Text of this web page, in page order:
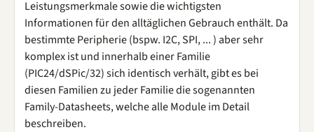
Leistungsmerkmale sowie die wichtigsten
Informationen für den alltäglichen Gebrauch enthält. Da
bestimmte Peripherie (bspw. I2C, SPI, ... ) aber sehr
komplex ist und innerhalb einer Familie
(PIC24/dSPic/32) sich identisch verhält, gibt es bei
diesen Familien zu jeder Familie die sogenannten
Family-Datasheets, welche alle Module im Detail
beschreiben.